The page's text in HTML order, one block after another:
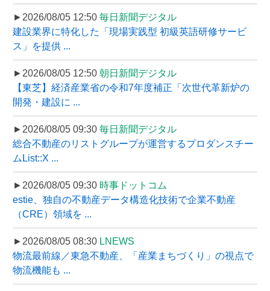
►2026/08/05 12:50 毎日新聞デジタル
建設業界に特化した「現場実践型 初級英語研修サービ
ス」を提供 ...
►2026/08/05 12:50 朝日新聞デジタル
【東芝】経済産業省の令和7年度補正「次世代革新炉の
開発・建設に ...
►2026/08/05 09:30 毎日新聞デジタル
総合不動産のリストグループが運営するプロダンスチー
ムList::X ...
►2026/08/05 09:30 時事ドットコム
estie、独自の不動産データ構造化技術で企業不動産
（CRE）領域を ...
►2026/08/05 08:30 LNEWS
物流最前線／東急不動産、「産業まちづくり」の視点で
物流機能も ...